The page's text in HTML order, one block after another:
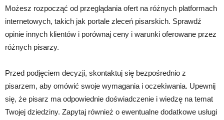
Możesz rozpocząć od przeglądania ofert na różnych platformach
internetowych, takich jak portale zleceń pisarskich. Sprawdź
opinie innych klientów i porównaj ceny i warunki oferowane przez
różnych pisarzy.
Przed podjęciem decyzji, skontaktuj się bezpośrednio z
pisarzem, aby omówić swoje wymagania i oczekiwania. Upewnij
się, że pisarz ma odpowiednie doświadczenie i wiedzę na temat
Twojej dziedziny. Zapytaj również o ewentualne dodatkowe usługi